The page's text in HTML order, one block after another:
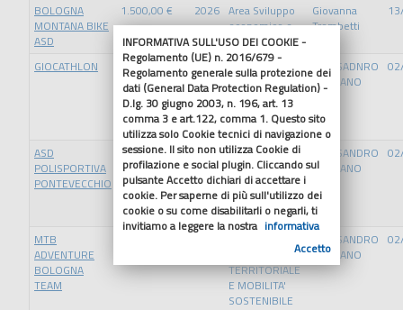
BOLOGNA
MONTANA BIKE
ASD
1.500,00 € 2026 Area Sviluppo
economico e
sociale
Giovanna
Trombetti
GIOCATHLON 2.200,00 € 2025 AREA
PIANIFICAZIONE
TERRITORIALE
E MOBILITA'
SOSTENIBILE
ALESSADNRO
DELPIANO
ASD
POLISPORTIVA
PONTEVECCHIO
2.200,00 € 2025
AREA
PIANIFICAZIONE
TERRITORIALE
E MOBILITA'
SOSTENIBILE
ALESSANDRO
DELPIANO
MTB
ADVENTURE
BOLOGNA
TEAM
PIANIFICAZIONE
TERRITORIALE
E MOBILITA'
SOSTENIBILE
ALESSANDRO
DELPIANO
INFORMATIVA SULL'USO DEI COOKIE -
Regolamento (UE) n. 2016/679 -
Regolamento generale sulla protezione dei
dati (General Data Protection Regulation) -
D.lg. 30 giugno 2003, n. 196, art. 13
comma 3 e art.122, comma 1. Questo sito
utilizza solo Cookie tecnici di navigazione o
sessione. Il sito non utilizza Cookie di
profilazione e social plugin. Cliccando sul
pulsante Accetto dichiari di accettare i
cookie. Per saperne di più sull'utilizzo dei
cookie o su come disabilitarli o negarli, ti
invitiamo a leggere la nostra informativa
Accetto